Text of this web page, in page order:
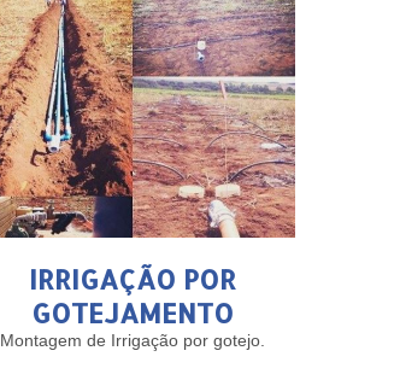
IRRIGAÇÃO POR
GOTEJAMENTO
Montagem de Irrigação por gotejo.